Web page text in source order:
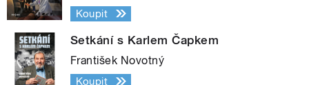
Koupit
Setkání s Karlem Čapkem
František Novotný
Koupit